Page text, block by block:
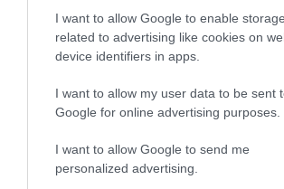
I want to allow Google to enable storage
related to advertising like cookies on
device identifiers in apps.
I want to allow my user data to be sent
Google for online advertising purposes.
I want to allow Google to send me
personalized advertising.
továbblépni. Nincs harmadik fél,
eddig tartott” – írta Fanni, ám Hajmásy
döntött a kapcsolat végéről.
tényleg jelent valamit, de sajnos van
vagyunk együtt jóban-rosszban,
megéltünk együtt! Nem nagyon tudok
annyit, hogy szeretlek baba" – írta Péter
mondandója mellett azt is kiírta: